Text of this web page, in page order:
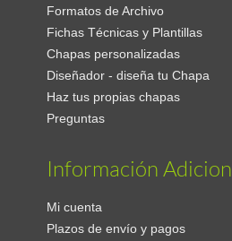
Formatos de Archivo
Fichas Técnicas y Plantillas
Chapas personalizadas
Diseñador - diseña tu Chapa
Haz tus propias chapas
Preguntas
Información
Mi cuenta
Plazos de envío y pagos